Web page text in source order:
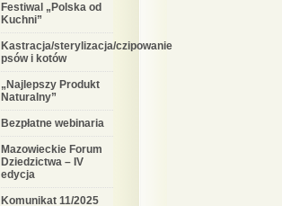
Festiwal „Polska od
Kuchni”
Kastracja/sterylizacja/czipowanie
psów i kotów
„Najlepszy Produkt
Naturalny”
Bezpłatne webinaria
Mazowieckie Forum
Dziedzictwa – IV
edycja
Komunikat 11/2025